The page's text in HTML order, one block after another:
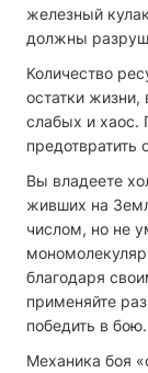
железный
должны
Количество
остатки жизни,
слабых и хаос.
предотвратить
Вы владеете
живших на
числом, но не
благодаря
применяйте
победить в бою.
Механика боя